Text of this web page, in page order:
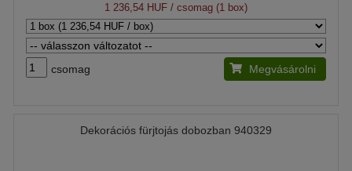
1 236,54 HUF / csomag (1 box)
csomag Megvásárolni
Dekorációs fürjtojás dobozban 940329